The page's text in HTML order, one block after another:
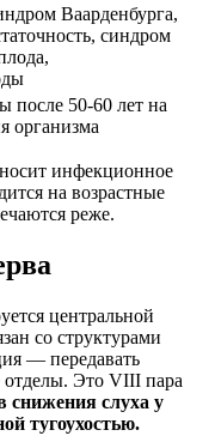
Ваарденбурга,
синдром
50-60 лет на
организма
носит инфекционное
на возрастные
реже.
центральной
со структурами
— передавать
отделы. Это VIII пара
снижения слуха у
тугоухостью.